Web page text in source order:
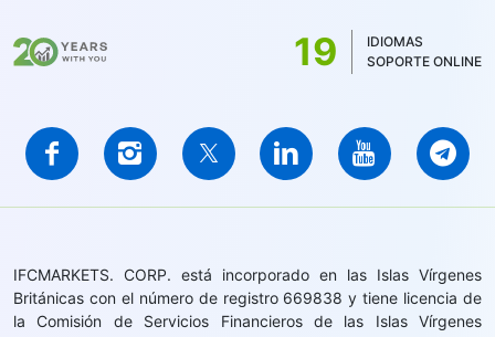
19
IDIOMAS
SOPORTE ONLINE
IFCMARKETS. CORP. está incorporado en las Islas Vírgenes
Británicas con el número de registro 669838 y tiene licencia de
la Comisión de Servicios Financieros de las Islas Vírgenes